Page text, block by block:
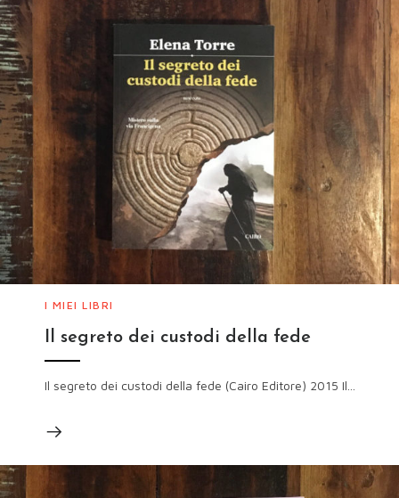
I MIEI LIBRI
Il segreto dei custodi della fede
Il segreto dei custodi della fede (Cairo Editore) 2015 Il...